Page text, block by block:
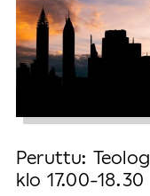
Peruttu:
klo 17.00-18.30